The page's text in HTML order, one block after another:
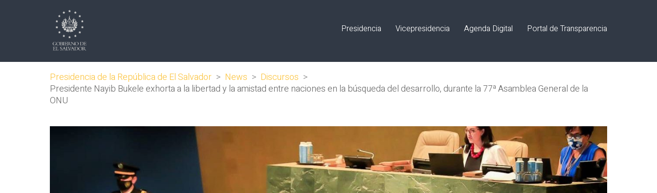
Presidencia Vicepresidencia Agenda Digital Portal de Transparencia
Presidencia de la República de El Salvador > News > Discursos >
Presidente Nayib Bukele exhorta a la libertad y la amistad entre naciones en la búsqueda del desarrollo, durante la 77ª Asamblea General de la
ONU